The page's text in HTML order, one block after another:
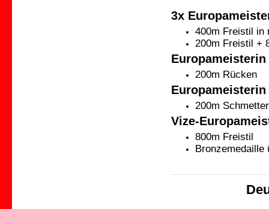
3x
400m Freistil in
200m Freistil +
200m Rücken
200m
Vize-
800m Freistil
Bronzemedaille